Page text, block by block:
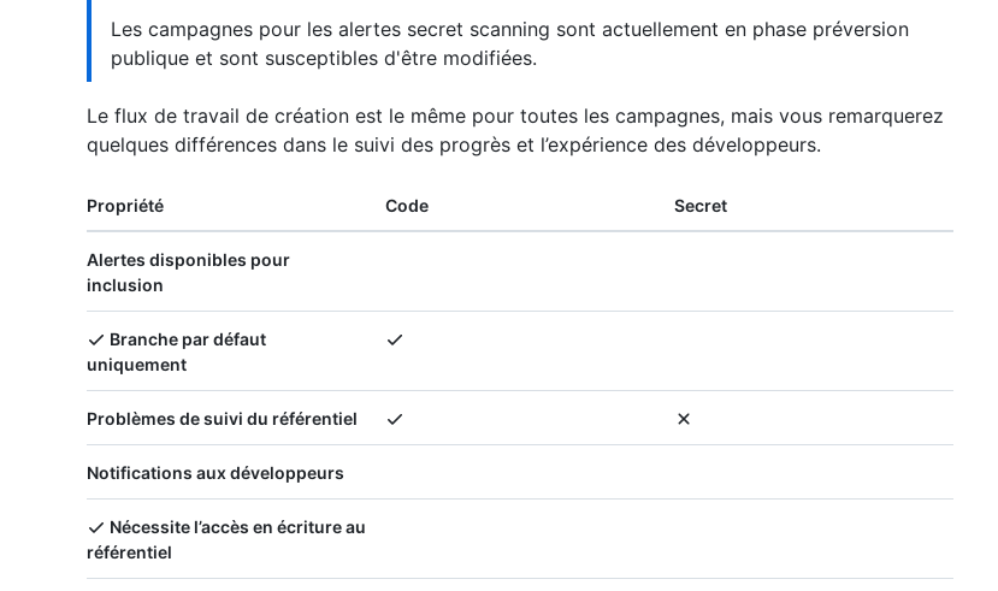
Les campagnes pour les alertes secret scanning sont actuellement en phase préversion
publique et sont susceptibles d'être modifiées.
Le flux de travail de création est le même pour toutes les campagnes, mais vous remarquerez
quelques différences dans le suivi des progrès et l’expérience des développeurs.
Propriété Code Secret
Alertes disponibles pour
inclusion
Branche par défaut
uniquement
Problèmes de suivi du référentiel
Notifications aux développeurs
Nécessite l’accès en écriture au
référentiel